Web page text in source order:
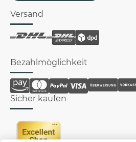
Versand
Bezahlmöglichkeit
Sicher kaufen